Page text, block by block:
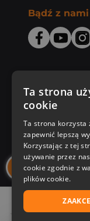
19,62 zł
Bądź z
Zakupy u nas
Nasza oferta
Nasi autorzy
Ta strona
cookie
Ta strona korzysta
zapewnić lepszą
Korzystając z tej
używanie przez
cookie zgodnie z
plików cookie.